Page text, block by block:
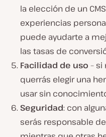
la elección de un
experiencias
puede ayudarte a
las tasas de
Facilidad de uso – si
querrás elegir una
usar sin
Seguridad: con
serás responsable